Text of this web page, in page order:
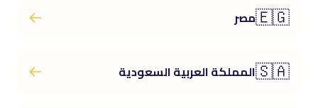
🇪🇬مصر
🇸🇦المملكة العربية السعودية